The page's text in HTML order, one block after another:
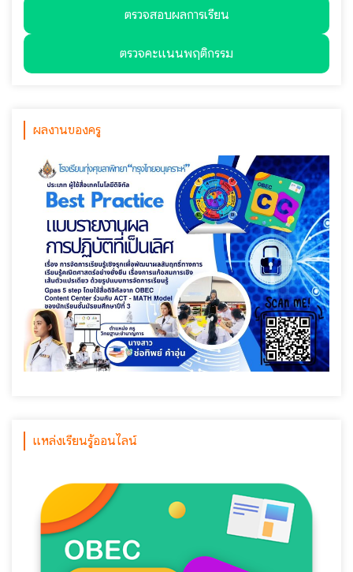
ตรวจสอบผลการเรียน
ตรวจคะแนนพฤติกรรม
ผลงานของครู
แหล่งเรียนรู้ออนไลน์